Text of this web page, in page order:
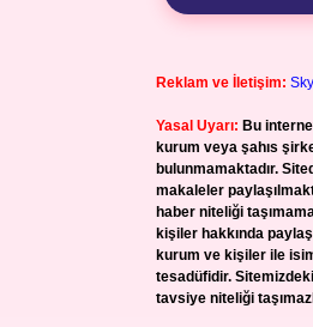
Reklam ve İletişim:
Yasal Uyarı: Bu
kurum veya şahıs
bulunmamaktadır.
makaleler
haber niteliği
kişiler hakkında
kurum ve kişiler ile
tesadüfidir.
tavsiye niteliği